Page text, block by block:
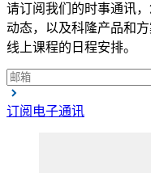
请订阅我们的时事通讯
动态，以及科隆产品和
线上课程的日程安排。
订阅电子通讯